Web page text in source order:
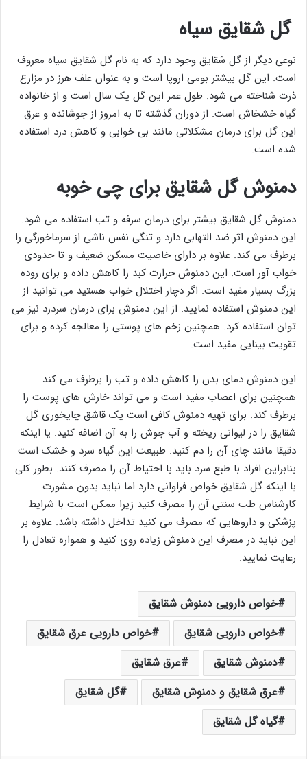
گل شقایق سیاه
نوعی دیگر از گل شقایق وجود دارد که به نام گل شقایق سیاه معروف
است. این گل بیشتر بومی اروپا است و به عنوان علف هرز در مزارع
ذرت شناخته می شود. طول عمر این گل یک سال است و از خانواده
گیاه خشخاش است. از دوران گذشته تا به امروز از جوشانده و عرق
این گل برای درمان مشکلاتی مانند بی خوابی و کاهش درد استفاده
شده است.
دمنوش گل شقایق برای چی خوبه
دمنوش گل شقایق بیشتر برای درمان سرفه و تب استفاده می شود.
این دمنوش اثر ضد التهابی دارد و تنگی نفس ناشی از سرماخورگی را
برطرف می کند. علاوه بر دارای خاصیت مسکن ضعیف و تا حدودی
خواب آور است. این دمنوش حرارت کبد را کاهش داده و برای روده
بزرگ بسیار مفید است. اگر دچار اختلال خواب هستید می توانید از
این دمنوش استفاده نمایید. از این دمنوش برای درمان سردرد نیز می
توان استفاده کرد. همچنین زخم های پوستی را معالجه کرده و برای
تقویت بینایی مفید است.
این دمنوش دمای بدن را کاهش داده و تب را برطرف می کند
همچنین برای اعصاب مفید است و می تواند خارش های پوست را
برطرف کند. برای تهیه دمنوش کافی است یک قاشق چایخوری گل
شقایق را در لیوانی ریخته و آب جوش را به آن اضافه کنید. یا اینکه
دقیقا مانند چای آن را دم کنید. طبیعت این گیاه سرد و خشک است
بنابراین افراد با طبع سرد باید با احتیاط آن را مصرف کنند. بطور کلی
با اینکه گل شقایق خواص فراوانی دارد اما نباید بدون مشورت
کارشناس طب سنتی آن را مصرف کنید زیرا ممکن است با شرایط
پزشکی و داروهایی که مصرف می کنید تداخل داشته باشد. علاوه بر
این نباید در مصرف این دمنوش زیاده روی کنید و همواره تعادل را
رعایت نمایید.
خواص دارویی دمنوش شقایق
خواص دارویی شقایق
خواص دارویی عرق شقایق
دمنوش شقایق
عرق شقایق
عرق شقایق و دمنوش شقایق
گل شقایق
گیاه گل شقایق